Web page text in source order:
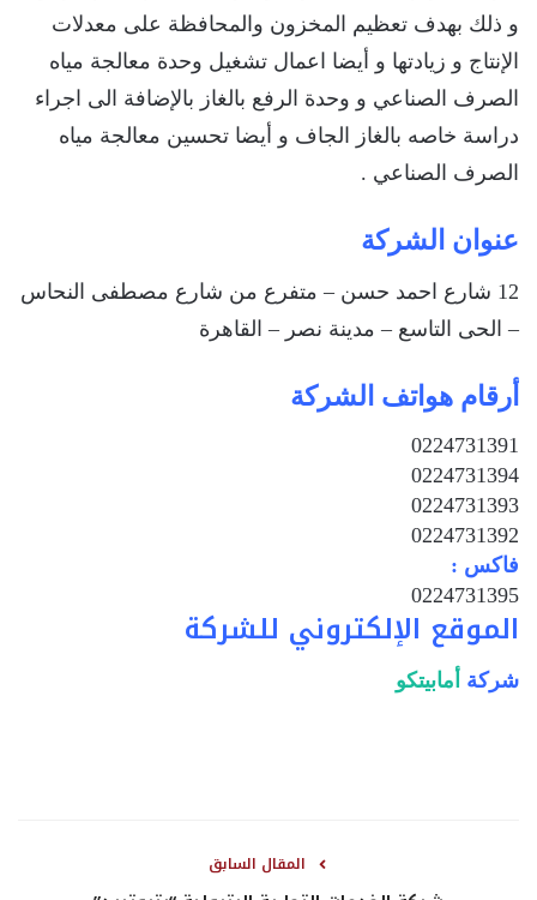
و ذلك بهدف تعظيم المخزون والمحافظة على معدلات
الإنتاج و زيادتها و أيضا اعمال تشغيل وحدة معالجة مياه
الصرف الصناعي و وحدة الرفع بالغاز بالإضافة الى اجراء
دراسة خاصه بالغاز الجاف و أيضا تحسين معالجة مياه
الصرف الصناعي .
عنوان الشركة
12 شارع احمد حسن – متفرع من شارع مصطفى النحاس
– الحى التاسع – مدينة نصر – القاهرة
أرقام هواتف الشركة
0224731391
0224731394
0224731393
0224731392
فاكس :
0224731395
الموقع الإلكتروني للشركة
شركة أمابيتكو
المقال السابق